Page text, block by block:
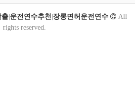
|운전연수추천|장롱면허운전연수
All
rights reserved.